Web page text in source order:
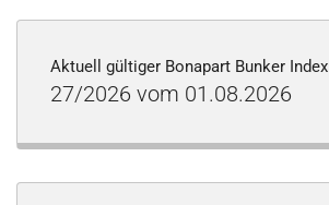
Aktuell gültiger Bonapart Bunker Index
27/2026 vom 01.08.2026